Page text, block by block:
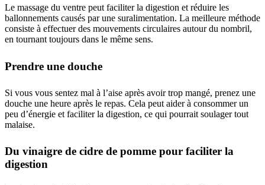
Le massage du ventre peut faciliter la digestion et réduire les
ballonnements causés par une suralimentation. La meilleure méthode
consiste à effectuer des mouvements circulaires autour du nombril,
en tournant toujours dans le même sens.
Prendre une douche
Si vous vous sentez mal à l’aise après avoir trop mangé, prenez une
douche une heure après le repas. Cela peut aider à consommer un
peu d’énergie et faciliter la digestion, ce qui pourrait soulager tout
malaise.
Du vinaigre de cidre de pomme pour faciliter la
digestion